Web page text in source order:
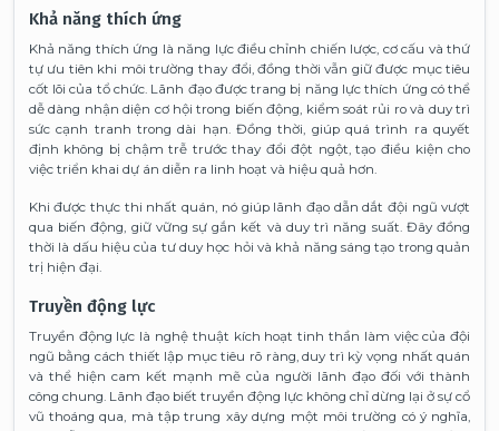
Khả năng thích ứng
Khả năng thích ứng là năng lực điều chỉnh chiến lược, cơ cấu và thứ
tự ưu tiên khi môi trường thay đổi, đồng thời vẫn giữ được mục tiêu
cốt lõi của tổ chức. Lãnh đạo được trang bị năng lực thích ứng có thể
dễ dàng nhận diện cơ hội trong biến động, kiểm soát rủi ro và duy trì
sức cạnh tranh trong dài hạn. Đồng thời, giúp quá trình ra quyết
định không bị chậm trễ trước thay đổi đột ngột, tạo điều kiện cho
việc triển khai dự án diễn ra linh hoạt và hiệu quả hơn.
Khi được thực thi nhất quán, nó giúp lãnh đạo dẫn dắt đội ngũ vượt
qua biến động, giữ vững sự gắn kết và duy trì năng suất. Đây đồng
thời là dấu hiệu của tư duy học hỏi và khả năng sáng tạo trong quản
trị hiện đại.
Truyền động lực
Truyền động lực là nghệ thuật kích hoạt tinh thần làm việc của đội
ngũ bằng cách thiết lập mục tiêu rõ ràng, duy trì kỳ vọng nhất quán
và thể hiện cam kết mạnh mẽ của người lãnh đạo đối với thành
công chung. Lãnh đạo biết truyền động lực không chỉ dừng lại ở sự cổ
vũ thoáng qua, mà tập trung xây dựng một môi trường có ý nghĩa,